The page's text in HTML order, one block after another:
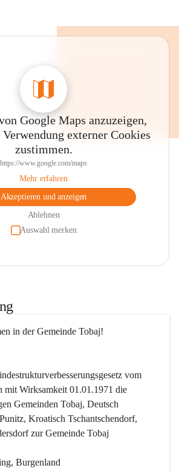
Google Maps anzuzeigen,
externer Cookies
zustimmen.
https://www.google.com/maps
Mehr erfahren
Akzeptieren und anzeigen
Ablehnen
Auswahl merken
in der Gemeinde Tobaj!
vom
mit Wirksamkeit 01.01.1971 die
Gemeinden Tobaj, Deutsch
Kroatisch Tschantschendorf,
zur Gemeinde Tobaj
Burgenland